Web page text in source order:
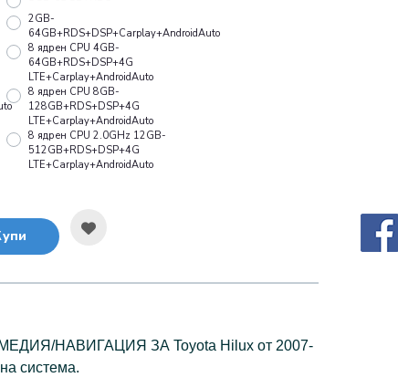
2GB-
64GB+RDS+DSP+Carplay+AndroidAuto
8 ядрен CPU 4GB-
64GB+RDS+DSP+4G
LTE+Carplay+AndroidAuto
8 ядрен CPU 8GB-
128GB+RDS+DSP+4G
LTE+Carplay+AndroidAuto
8 ядрен CPU 2.0GHz 12GB-
512GB+RDS+DSP+4G
LTE+Carplay+AndroidAuto
НАВИГАЦИЯ ЗА Toyota Hilux oт 2007-
система.